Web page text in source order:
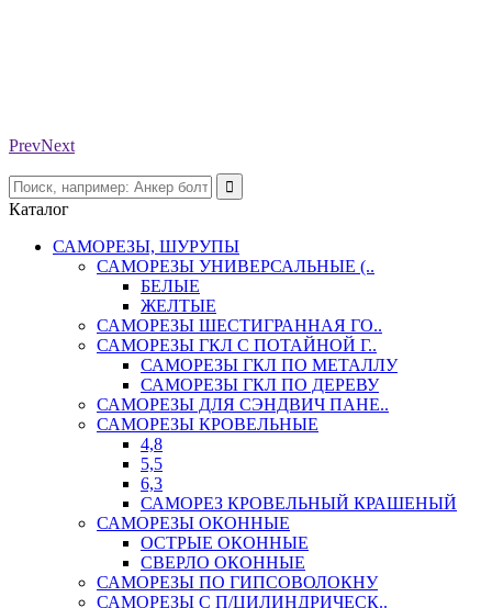
PrevNext
Каталог
САМОРЕЗЫ, ШУРУПЫ
САМОРЕЗЫ УНИВЕРСАЛЬНЫЕ (..
БЕЛЫЕ
ЖЕЛТЫЕ
САМОРЕЗЫ ШЕСТИГРАННАЯ ГО..
САМОРЕЗЫ ГКЛ С ПОТАЙНОЙ Г..
САМОРЕЗЫ ГКЛ ПО МЕТАЛЛУ
САМОРЕЗЫ ГКЛ ПО ДЕРЕВУ
САМОРЕЗЫ ДЛЯ СЭНДВИЧ ПАНЕ..
САМОРЕЗЫ КРОВЕЛЬНЫЕ
4,8
5,5
6,3
САМОРЕЗ КРОВЕЛЬНЫЙ КРАШЕНЫЙ
САМОРЕЗЫ ОКОННЫЕ
ОСТРЫЕ ОКОННЫЕ
СВЕРЛО ОКОННЫЕ
САМОРЕЗЫ ПО ГИПСОВОЛОКНУ
САМОРЕЗЫ С П/ЦИЛИНДРИЧЕСК..